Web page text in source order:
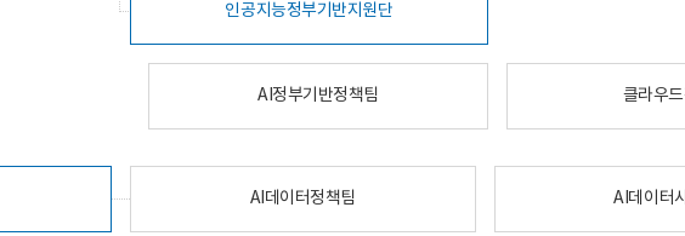
인공지능정부기반지원단
AI정부기반정책팀 클라우
AI데이터정책팀 AI데이터